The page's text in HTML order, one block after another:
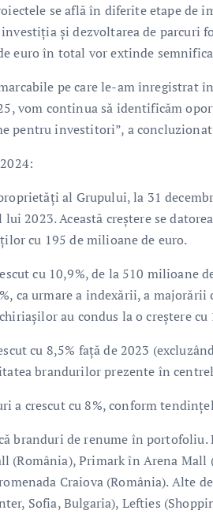
se află în diferite etape de
și dezvoltarea de parcuri
euro în total vor extinde
pe care le-am înregistrat
vom continua să identificăm
pentru investitori”, a concluzionat
al Grupului, la 31
2023. Această creștere se
cu 195 de milioane de euro.
cu 10,9%, de la 510 milioane
ca urmare a indexării, a
au condus la o creștere
cu 8,5% față de 2023
brandurilor prezente în
a crescut cu 8%, conform
branduri de renume în portofoliu.
(România), Primark în Arena Mall
Craiova (România). Alte
Sofia, Bulgaria), Lefties